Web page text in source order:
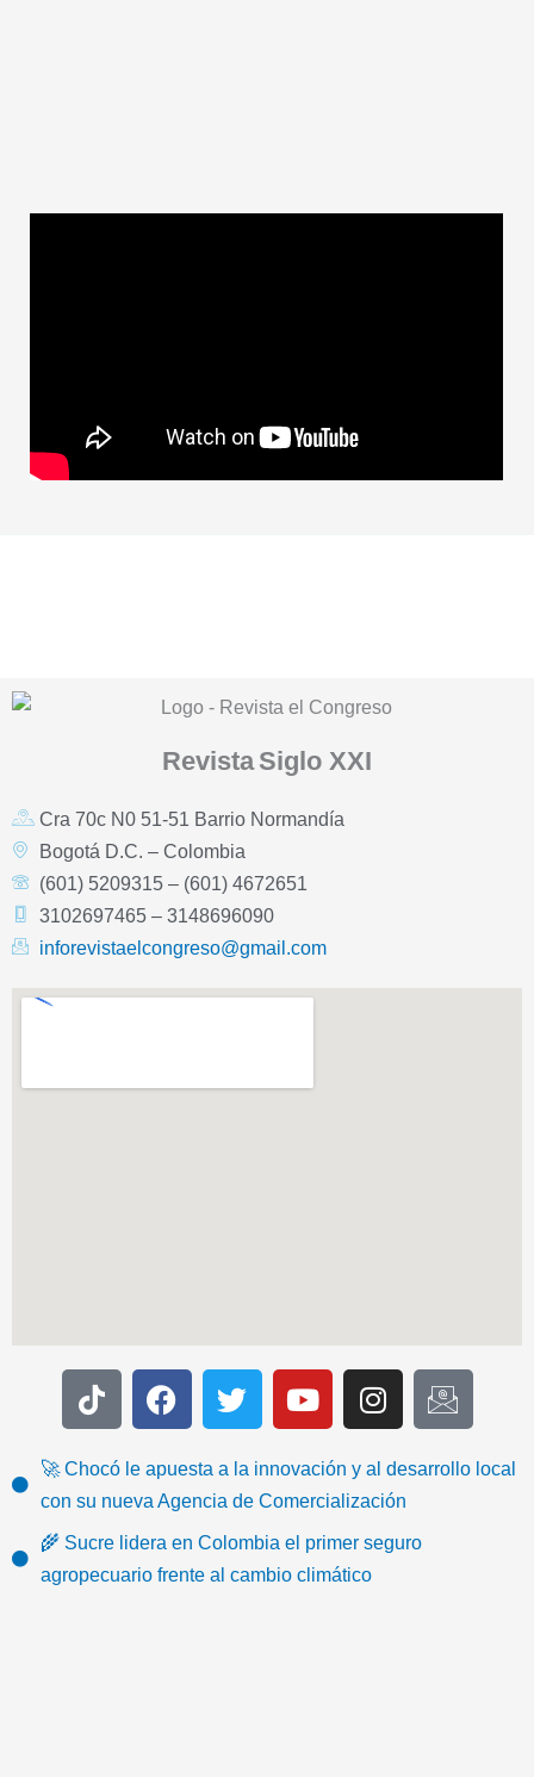
Revista Siglo XXI
Cra 70c N0 51-51 Barrio Normandía
Bogotá D.C. – Colombia
(601) 5209315 – (601) 4672651
3102697465 – 3148696090
inforevistaelcongreso@gmail.com
T
i
t
o
k
F
a
e
b
o
o
k
T
w
t
t
e
Y
o
t
u
b
e
I
n
t
a
g
I
c
n
🚀 Chocó le apuesta a la innovación y al desarrollo local
con su nueva Agencia de Comercialización
🌾 Sucre lidera en Colombia el primer seguro
agropecuario frente al cambio climático